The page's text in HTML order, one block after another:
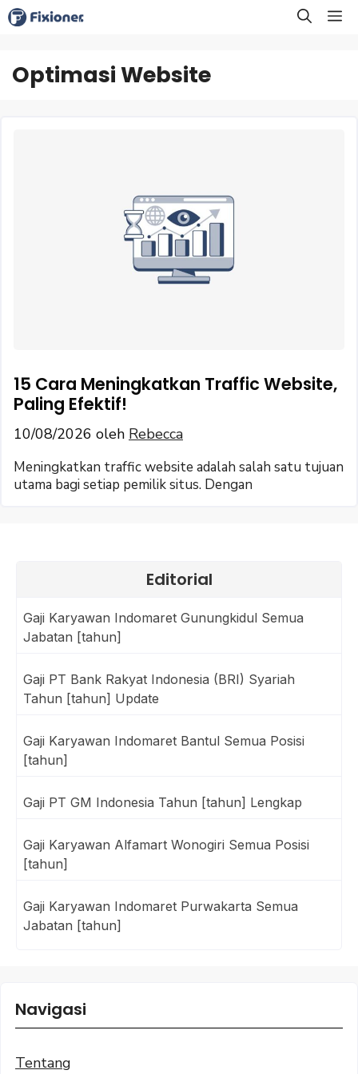
Langsung
ke
Optimasi Website
15 Cara Meningkatkan Traffic Website,
Paling Efektif!
10/08/2026 oleh Rebecca
Meningkatkan traffic website adalah salah satu tujuan
utama bagi setiap pemilik situs. Dengan
Editorial
Gaji Karyawan Indomaret Gunungkidul Semua
Jabatan [tahun]
Gaji PT Bank Rakyat Indonesia (BRI) Syariah
Tahun [tahun] Update
Gaji Karyawan Indomaret Bantul Semua Posisi
[tahun]
Gaji PT GM Indonesia Tahun [tahun] Lengkap
Gaji Karyawan Alfamart Wonogiri Semua Posisi
[tahun]
Gaji Karyawan Indomaret Purwakarta Semua
Jabatan [tahun]
Navigasi
Tentang